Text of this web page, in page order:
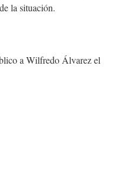
la situación.
a Wilfredo Álvarez el